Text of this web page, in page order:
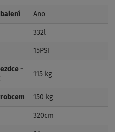
Ano
332l
15PSI
-
115 kg
150 kg
320cm